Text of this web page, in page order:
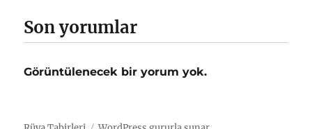
Son yorumlar
Görüntülenecek bir yorum yok.